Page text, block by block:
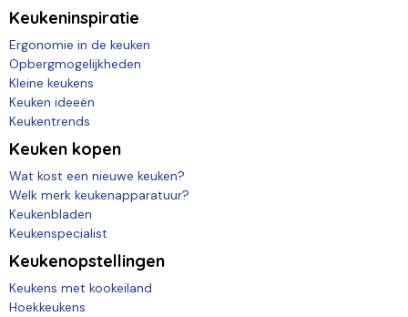
Keukeninspiratie
Ergonomie in de keuken
Opbergmogelijkheden
Kleine keukens
Keuken ideeën
Keukentrends
Keuken kopen
Wat kost een nieuwe keuken?
Welk merk keukenapparatuur?
Keukenbladen
Keukenspecialist
Keukenopstellingen
Keukens met kookeiland
Hoekkeukens